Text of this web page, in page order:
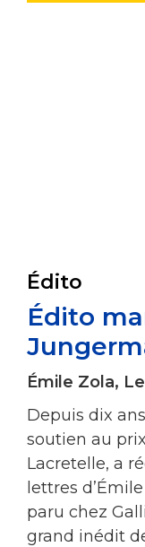
Édito
Édito
Émile Zola,
Depuis dix
soutien au
Lacretelle, a
lettres
paru chez
grand inédit